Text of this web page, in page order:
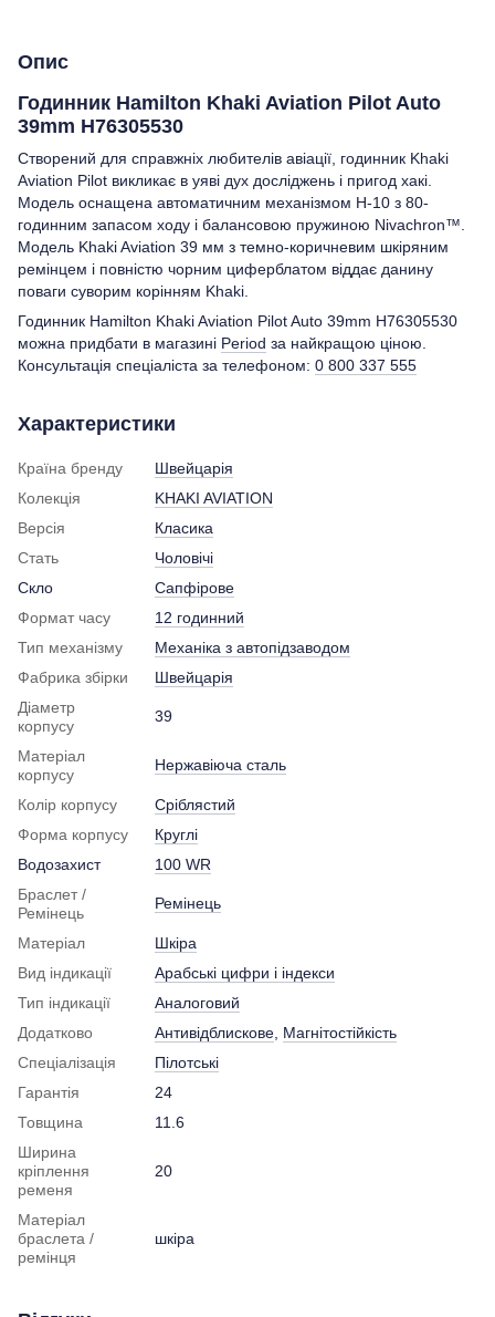
Опис
Годинник Hamilton Khaki Aviation Pilot Auto
39mm H76305530
Створений для справжніх любителів авіації, годинник Khaki
Aviation Pilot викликає в уяві дух досліджень і пригод хакі.
Модель оснащена автоматичним механізмом H-10 з 80-
годинним запасом ходу і балансовою пружиною Nivachron™.
Модель Khaki Aviation 39 мм з темно-коричневим шкіряним
ремінцем і повністю чорним циферблатом віддає данину
поваги суворим корінням Khaki.
Годинник Hamilton Khaki Aviation Pilot Auto 39mm H76305530
можна придбати в магазині Period за найкращою ціною.
Консультація спеціаліста за телефоном: 0 800 337 555
Характеристики
Країна бренду
Швейцарія
Колекція
KHAKI AVIATION
Версія
Класика
Стать
Чоловічі
Скло
Сапфірове
Формат часу
12 годинний
Тип механізму
Механіка з автопідзаводом
Фабрика збірки
Швейцарія
Діаметр
корпусу
39
Матеріал
корпусу
Нержавіюча сталь
Колір корпусу
Сріблястий
Форма корпусу
Круглі
Водозахист
100 WR
Браслет /
Ремінець
Ремінець
Матеріал
Шкіра
Вид індикації
Арабські цифри і індекси
Тип індикації
Аналоговий
Додатково
Антивідблискове Магнітостійкість
Спеціалізація
Пілотські
Гарантія
24
Товщина
11.6
Ширина
кріплення
ременя
20
Матеріал
браслета /
ремінця
шкіра